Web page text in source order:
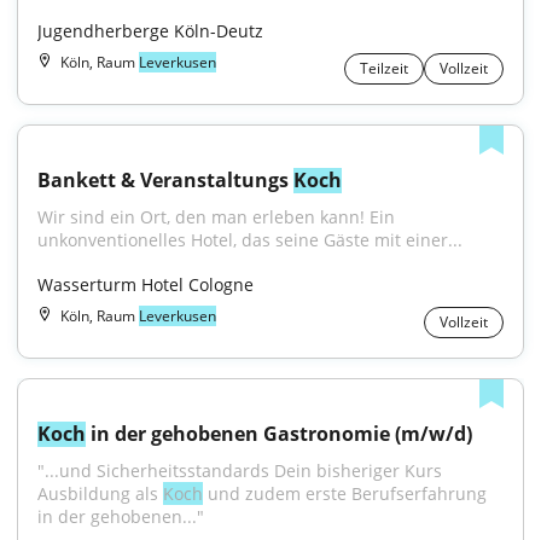
Jugendherberge Köln-Deutz
Köln, Raum Leverkusen Teilzeit Vollzeit
Bankett & Veranstaltungs Koch
Wir sind ein Ort, den man erleben kann! Ein
unkonventionelles Hotel, das seine Gäste mit einer...
Wasserturm Hotel Cologne
Köln, Raum Leverkusen Vollzeit
Koch in der gehobenen Gastronomie (m/w/d)
"...und Sicherheitsstandards Dein bisheriger Kurs
Ausbildung als Koch und zudem erste Berufserfahrung
in der gehobenen..."